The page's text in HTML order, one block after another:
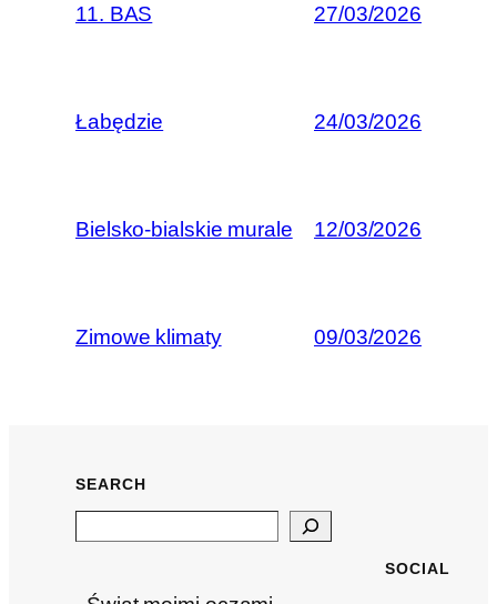
11. BAS 27/03/2026
Łabędzie 24/03/2026
Bielsko-bialskie murale 12/03/2026
Zimowe klimaty 09/03/2026
SEARCH
SOCIAL